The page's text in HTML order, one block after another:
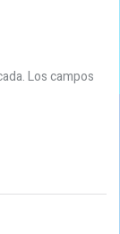
Los campos